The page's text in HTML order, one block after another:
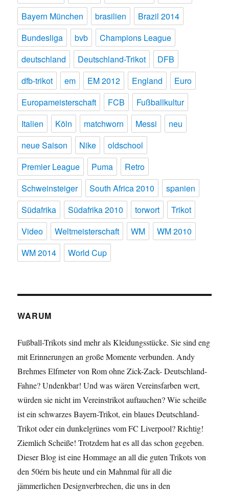
Bayern München
brasilien
Brazil 2014
Bundesliga
bvb
Champions League
deutschland
Deutschland-Trikot
DFB
dfb-trikot
em EM 2012 England
Euro
Europameisterschaft
FCB
Fußballkultur
Italien
Köln matchworn Messi
neu
neue Saison
Nike
oldschool
Premier League
Puma
Retro
Schweinsteiger
South Africa 2010
spanien
Südafrika
Südafrika 2010 torwort
Trikot
Video
Weltmeisterschaft WM
WM 2010
WM 2014
World Cup
WARUM
Fußball-Trikots sind mehr als Kleidungsstücke. Sie sind eng
mit Erinnerungen an große Momente verbunden. Andy
Brehmes Elfmeter von Rom ohne Zick-Zack- Deutschland-
Fahne? Undenkbar! Und was wären Vereinsfarben wert,
würden sie nicht im Vereinstrikot auftauchen? Wie scheiße
ist ein schwarzes Bayern-Trikot, ein blaues Deutschland-
Trikot oder ein dunkelgrünes vom FC Liverpool? Richtig!
Ziemlich Scheiße! Trotzdem hat es all das schon gegeben.
Dieser Blog ist eine Hommage an all die guten Trikots von
den 50érn bis heute und ein Mahnmal für all die
jämmerlichen Designverbrechen, die uns in den